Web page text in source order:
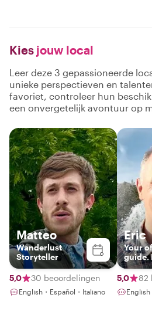
Kies jouw local
Leer deze 3 gepassioneerde
unieke perspectieven en
favoriet, controleer hun
een onvergetelijk avontuur op
Matteo
Wanderlust
Storyteller
5,0 30 beoordelingen
English・Español・Italiano
Eric
Your
guide.
happy
you !
5,0 82
English